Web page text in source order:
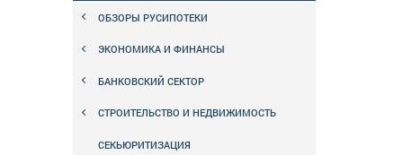
ОБЗОРЫ РУСИПОТЕКИ
ЭКОНОМИКА И ФИНАНСЫ
БАНКОВСКИЙ СЕКТОР
СТРОИТЕЛЬСТВО И НЕДВИЖИМОСТЬ
СЕКЬЮРИТИЗАЦИЯ